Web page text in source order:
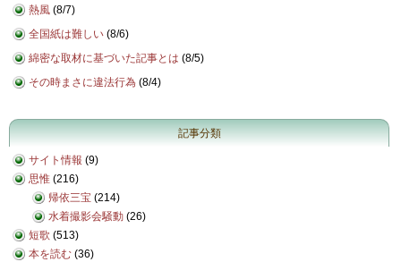
熱風 (8/7)
全国紙は難しい (8/6)
綿密な取材に基づいた記事とは (8/5)
その時まさに違法行為 (8/4)
記事分類
サイト情報 (9)
思惟 (216)
帰依三宝 (214)
水着撮影会騒動 (26)
短歌 (513)
本を読む (36)